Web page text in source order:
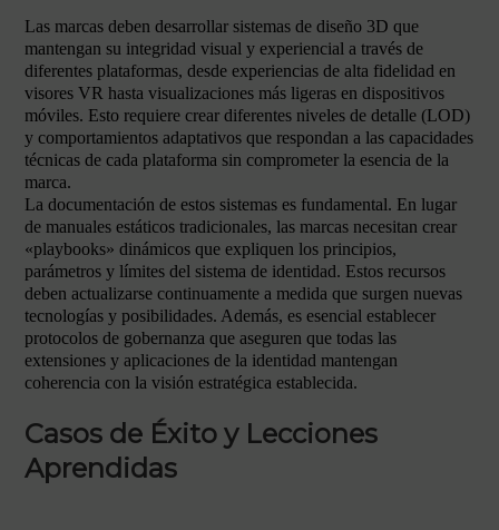
Las marcas deben desarrollar sistemas de diseño 3D que
mantengan su integridad visual y experiencial a través de
diferentes plataformas, desde experiencias de alta fidelidad en
visores VR hasta visualizaciones más ligeras en dispositivos
móviles. Esto requiere crear diferentes niveles de detalle (LOD)
y comportamientos adaptativos que respondan a las capacidades
técnicas de cada plataforma sin comprometer la esencia de la
marca.
La documentación de estos sistemas es fundamental. En lugar
de manuales estáticos tradicionales, las marcas necesitan crear
«playbooks» dinámicos que expliquen los principios,
parámetros y límites del sistema de identidad. Estos recursos
deben actualizarse continuamente a medida que surgen nuevas
tecnologías y posibilidades. Además, es esencial establecer
protocolos de gobernanza que aseguren que todas las
extensiones y aplicaciones de la identidad mantengan
coherencia con la visión estratégica establecida.
Casos de Éxito y Lecciones
Aprendidas